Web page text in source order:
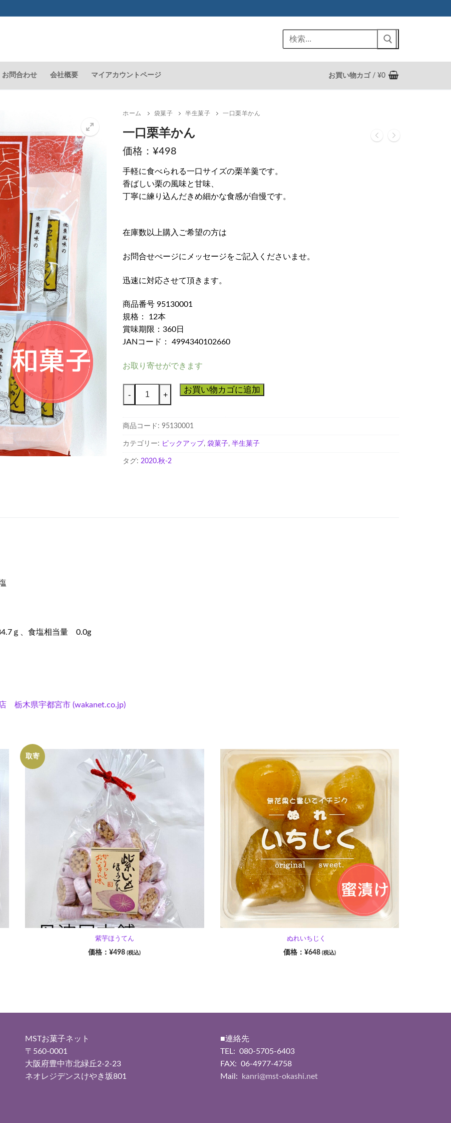
検
索:
お問合わせ 会社概要 マイアカウントページ お買い物カゴ / ¥0
🔍
ホーム 袋菓子 半生菓子 一口栗羊かん
一口栗羊かん
¥498
手軽に食べられる一口サイズの栗羊羹です。
香ばしい栗の風味と甘味、
丁寧に練り込んだきめ細かな食感が自慢です。
在庫数以上購入ご希望の方は
お問合せぺージにメッセージをご記入くださいませ。
迅速に対応させて頂きます。
商品番号 95130001
規格： 12本
賞味期限：360日
JANコード： 4994340102660
お取り寄せができます
羊
か
個
- + お買い物カゴに追加
商品コード: 95130001
カテゴリー: ピックアップ, 袋菓子, 半生菓子
タグ: 2020.秋-2
ｇ、食塩相当量 0.0g
栃木県宇都宮市 (wakanet.co.jp)
取寄
紫芋ほうてん
¥498 (税込)
ぬれいちじく
¥648 (税込)
MSTお菓子ネット
〒560-0001
大阪府豊中市北緑丘2-2-23
ネオレジデンスけやき坂801
■連絡先
TEL: 080-5705-6403
FAX: 06-4977-4758
Mail:
kanri@mst-okashi.net